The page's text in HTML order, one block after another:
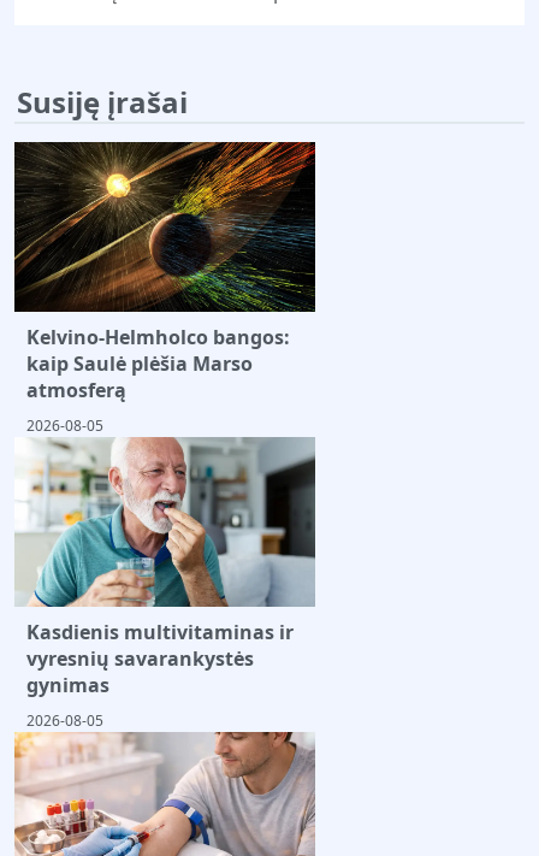
Susiję įrašai
Kelvino-Helmholco bangos:
kaip Saulė plėšia Marso
atmosferą
2026-08-05
Kasdienis multivitaminas ir
vyresnių savarankystės
gynimas
2026-08-05